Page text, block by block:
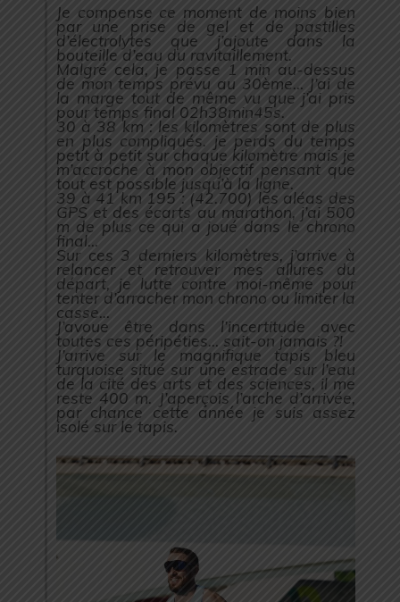
Je compense ce moment de moins bien
par une prise de gel et de pastilles
d’électrolytes que j’ajoute dans la
bouteille d’eau du ravitaillement.
Malgré cela, je passe 1 min au-dessus
de mon temps prévu au 30ème… J’ai de
la marge tout de même vu que j’ai pris
pour temps final 02h38min45s.
30 à 38 km : les kilomètres sont de plus
en plus compliqués. je perds du temps
petit à petit sur chaque kilomètre mais je
m’accroche à mon objectif pensant que
tout est possible jusqu’à la ligne.
39 à 41 km 195 : (42.700) les aléas des
GPS et des écarts au marathon, j’ai 500
m de plus ce qui a joué dans le chrono
final…
Sur ces 3 derniers kilomètres, j’arrive à
relancer et retrouver mes allures du
départ, je lutte contre moi-même pour
tenter d’arracher mon chrono ou limiter la
casse…
J’avoue être dans l’incertitude avec
toutes ces péripéties… sait-on jamais ?!
J’arrive sur le magnifique tapis bleu
turquoise situé sur une estrade sur l’eau
de la cité des arts et des sciences, il me
reste 400 m. J’aperçois l’arche d’arrivée,
par chance cette année je suis assez
isolé sur le tapis.